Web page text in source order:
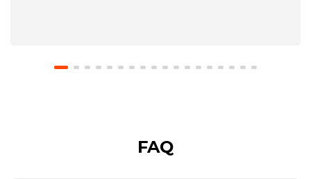
FAQ